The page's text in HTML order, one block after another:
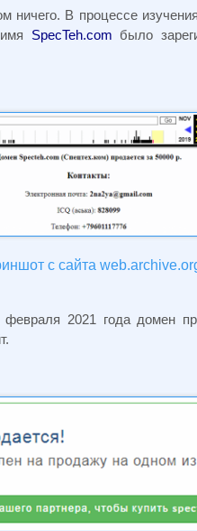
ничего. В процессе
SpecTeh.com было
с сайта
2021 года домен